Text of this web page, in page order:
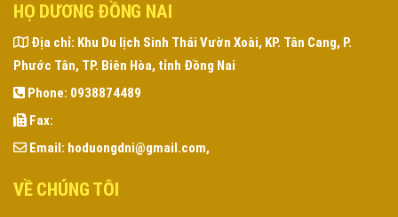
HỌ DƯƠNG ĐỒNG NAI
Địa chỉ: Khu Du lịch Sinh Thái Vườn Xoài, KP. Tân Cang, P.
Phước Tân, TP. Biên Hòa, tỉnh Đồng Nai
Phone: 0938874489
Fax:
Email: hoduongdni@gmail.com,
VỀ CHÚNG TÔI